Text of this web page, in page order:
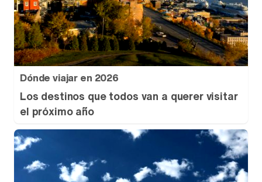
Dónde viajar en 2026
Los destinos que todos van a querer visitar
el próximo año